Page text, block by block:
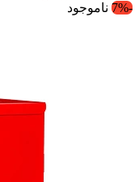
-7%
ناموجود